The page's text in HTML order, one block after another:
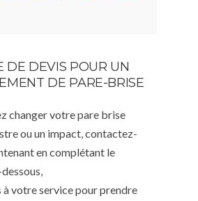
DE DEVIS POUR UN
DE PARE-BRISE
changer votre pare brise
ou un impact, contactez-
en complétant le
à votre service pour prendre